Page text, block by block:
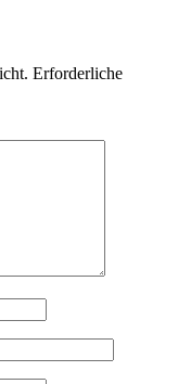
Erforderliche